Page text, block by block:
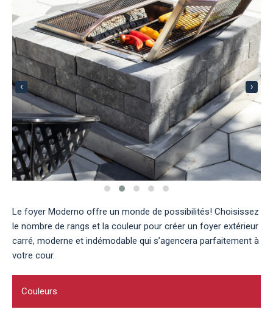
‹ ›
Le foyer Moderno offre un monde de possibilités! Choisissez
le nombre de rangs et la couleur pour créer un foyer extérieur
carré, moderne et indémodable qui s’agencera parfaitement à
votre cour.
Couleurs